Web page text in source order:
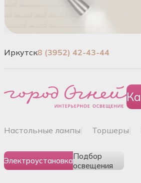
Иркутск8 (3952) 42-43-44
настольные лампы торшеры
ЭлектроустановкаПодбор
освещения